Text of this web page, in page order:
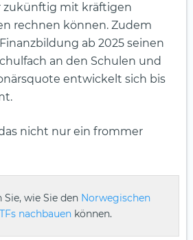
zukünftig mit kräftigen
rechnen können. Zudem
ab 2025 seinen
an den Schulen und
entwickelt sich bis
nicht nur ein frommer
Sie, wie Sie den Norwegischen
nachbauen können.